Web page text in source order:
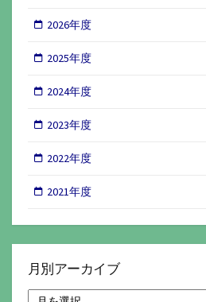
2026年度
2025年度
2024年度
2023年度
2022年度
2021年度
月別アーカイブ